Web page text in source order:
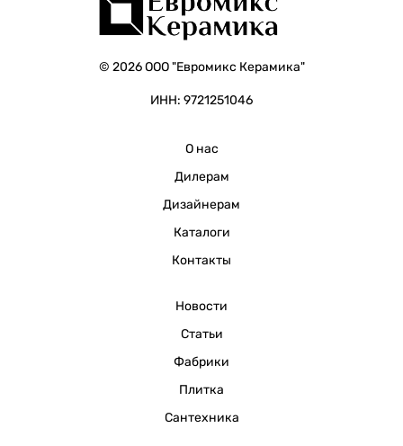
© 2026 ООО "Евромикс Керамика"
ИНН: 9721251046
О нас
Дилерам
Дизайнерам
Каталоги
Контакты
Новости
Статьи
Фабрики
Плитка
Сантехника